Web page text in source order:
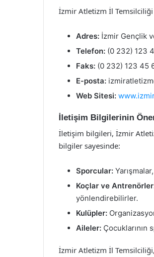
İzmir Atletizm İl
Adres: İzmir Gençlik
Telefon: (0 232) 123
Faks: (0 232) 123 45
E-posta:
Web Sitesi:
İletişim Bilgilerinin
İletişim bilgileri, İzmir
bilgiler sayesinde:
Sporcular:
Koçlar ve
yönlendirebilirler.
Kulüpler:
Aileler: Çocuklarının
İzmir Atletizm İl